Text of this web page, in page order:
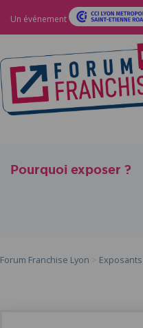
Un événement
Pourquoi exposer ?
Forum Franchise Lyon > Exposants